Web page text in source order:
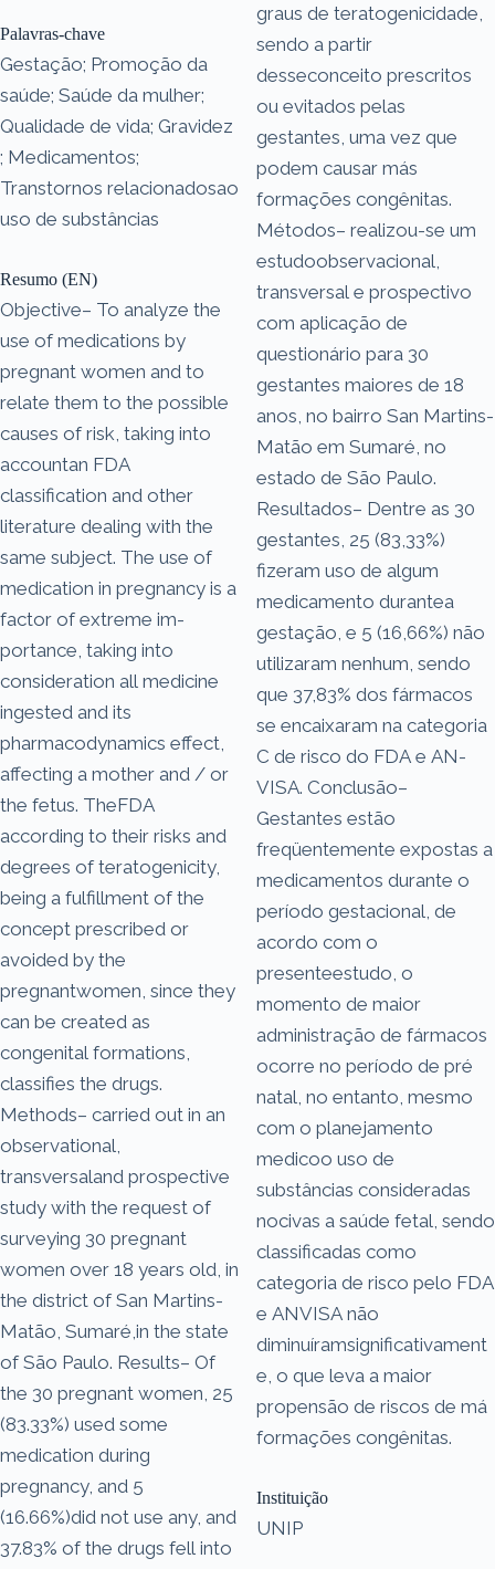
Palavras-chave
Gestação; Promoção da
saúde; Saúde da mulher;
Qualidade de vida; Gravidez
; Medicamentos;
Transtornos relacionadosao
uso de substâncias
Resumo (EN)
Objective– To analyze the
use of medications by
pregnant women and to
relate them to the possible
causes of risk, taking into
accountan FDA
classification and other
literature dealing with the
same subject. The use of
medication in pregnancy is a
factor of extreme im-
portance, taking into
consideration all medicine
ingested and its
pharmacodynamics effect,
affecting a mother and / or
the fetus. TheFDA
according to their risks and
degrees of teratogenicity,
being a fulfillment of the
concept prescribed or
avoided by the
pregnantwomen, since they
can be created as
congenital formations,
classifies the drugs.
Methods– carried out in an
observational,
transversaland prospective
study with the request of
surveying 30 pregnant
women over 18 years old, in
the district of San Martins-
Matão, Sumaré,in the state
of São Paulo. Results– Of
the 30 pregnant women, 25
(83.33%) used some
medication during
pregnancy, and 5
(16.66%)did not use any, and
37.83% of the drugs fell into
graus de teratogenicidade,
sendo a partir
desseconceito prescritos
ou evitados pelas
gestantes, uma vez que
podem causar más
formações congênitas.
Métodos– realizou-se um
estudoobservacional,
transversal e prospectivo
com aplicação de
questionário para 30
gestantes maiores de 18
anos, no bairro San Martins-
Matão em Sumaré, no
estado de São Paulo.
Resultados– Dentre as 30
gestantes, 25 (83,33%)
fizeram uso de algum
medicamento durantea
gestação, e 5 (16,66%) não
utilizaram nenhum, sendo
que 37,83% dos fármacos
se encaixaram na categoria
C de risco do FDA e AN-
VISA. Conclusão–
Gestantes estão
freqüentemente expostas a
medicamentos durante o
período gestacional, de
acordo com o
presenteestudo, o
momento de maior
administração de fármacos
ocorre no período de pré
natal, no entanto, mesmo
com o planejamento
medicoo uso de
substâncias consideradas
nocivas a saúde fetal, sendo
classificadas como
categoria de risco pelo FDA
e ANVISA não
diminuíramsignificativament
e, o que leva a maior
propensão de riscos de má
formações congênitas.
Instituição
UNIP